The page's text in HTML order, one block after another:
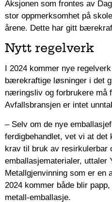
Aksjonen som frontes av
stor oppmerksomhet på
årene. Dette har gitt
Nytt regelverk
I 2024 kommer nye
bærekraftige løsninger i det
næringsliv og forbrukere må
Avfallsbransjen er intet
– Selv om de nye
ferdigbehandlet, vet vi at det
krav til bruk av resirkulerbar
emballasjematerialer, uttaler
Metallgjenvinning som er en
2024 kommer både blir
metall-emballasje.